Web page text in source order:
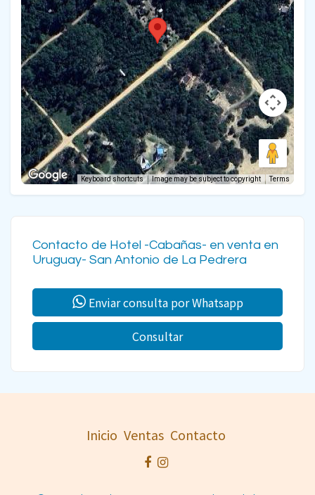
Keyboard shortcuts Image may be subject to copyright Terms
Contacto de Hotel -Cabañas- en venta en
Uruguay- San Antonio de La Pedrera
Enviar consulta por Whatsapp
Consultar
Inicio Ventas Contacto